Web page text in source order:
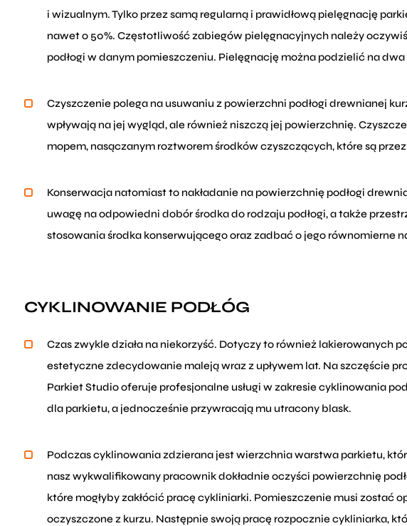
i wizualnym. Tylko przez samą regularną i prawidłową pielęgnację
nawet o 50%. Częstotliwość zabiegów pielęgnacyjnych należy
podłogi w danym pomieszczeniu. Pielęgnację można podzielić na
Czyszczenie polega na usuwaniu z powierzchni podłogi drewnianej
wpływają na jej wygląd, ale również niszczą jej powierzchnię.
mopem, nasączanym roztworem środków czyszczących, które są
Konserwacja natomiast to nakładanie na powierzchnię podłogi
uwagę na odpowiedni dobór środka do rodzaju podłogi, a także
stosowania środka konserwującego oraz zadbać o jego równomierne
CYKLINOWANIE PODŁÓG
Czas zwykle działa na niekorzyść. Dotyczy to również lakierowanych
estetyczne zdecydowanie maleją wraz z upływem lat. Na szczęście
Parkiet Studio oferuje profesjonalne usługi w zakresie cyklinowania
dla parkietu, a jednocześnie przywracają mu utracony blask.
Podczas cyklinowania zdzierana jest wierzchnia warstwa parkietu,
nasz wykwalifikowany pracownik dokładnie oczyści powierzchnię
które mogłyby zakłócić pracę cykliniarki. Pomieszczenie musi zostać
oczyszczone z kurzu. Następnie swoją pracę rozpocznie cykliniarka,